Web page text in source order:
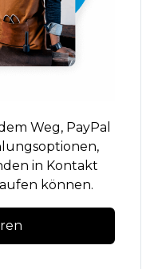
Weg,PayPal
in Kontakt
können.